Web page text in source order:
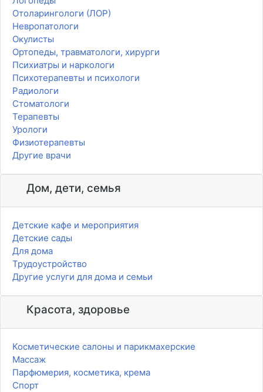
Отоларингологи (ЛОР)
Невропатологи
Окулисты
Ортопеды, травматологи, хирурги
Психиатры и наркологи
Психотерапевты и психологи
Радиологи
Стоматологи
Терапевты
Урологи
Физиотерапевты
Другие врачи
Дом, дети, семья
Детские кафе и мероприятия
Детские сады
Для дома
Трудоустройство
Другие услуги для дома и семьи
Красота, здоровье
Косметические салоны и парикмахерские
Массаж
Парфюмерия, косметика, крема
Спорт